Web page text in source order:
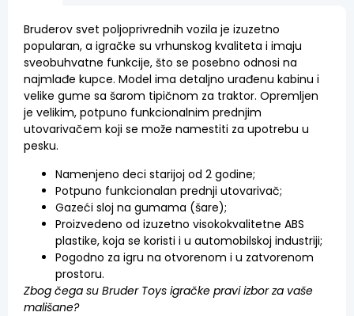
Bruderov svet poljoprivrednih vozila je izuzetno
popularan, a igračke su vrhunskog kvaliteta i imaju
sveobuhvatne funkcije, što se posebno odnosi na
najmlađe kupce. Model ima detaljno urađenu kabinu i
velike gume sa šarom tipičnom za traktor. Opremljen
je velikim, potpuno funkcionalnim prednjim
utovarivačem koji se može namestiti za upotrebu u
pesku.
Namenjeno deci starijoj od 2 godine;
Potpuno funkcionalan prednji utovarivač;
Gazeći sloj na gumama (šare);
Proizvedeno od izuzetno visokokvalitetne ABS
plastike, koja se koristi i u automobilskoj industriji;
Pogodno za igru na otvorenom i u zatvorenom
prostoru.
Zbog čega su Bruder Toys igračke pravi izbor za vaše
mališane?